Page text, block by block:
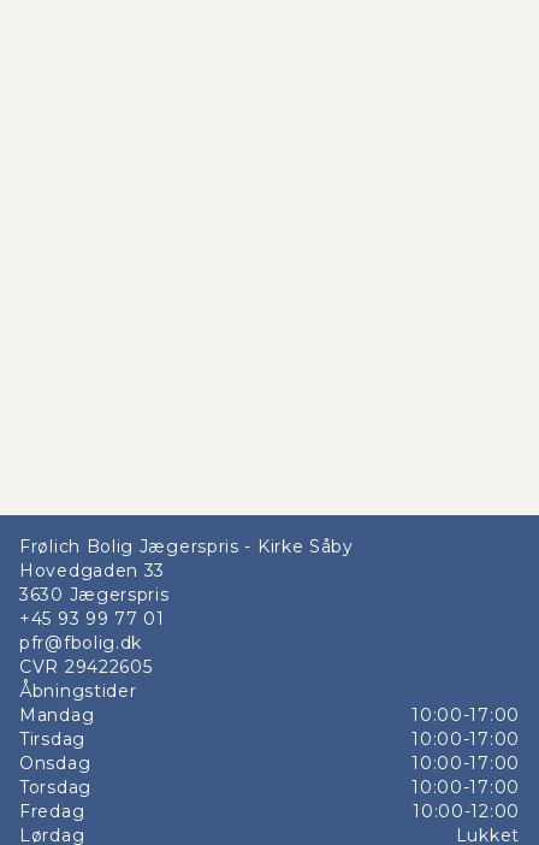
Frølich Bolig Jægerspris - Kirke Såby
Hovedgaden 33
3630 Jægerspris
+45 93 99 77 01
pfr@fbolig.dk
CVR 29422605
Åbningstider
Mandag
10:00-17:00
Tirsdag
10:00-17:00
Onsdag
10:00-17:00
Torsdag
10:00-17:00
Fredag
10:00-12:00
Lørdag
Lukket